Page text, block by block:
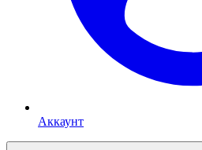
Аккаунт